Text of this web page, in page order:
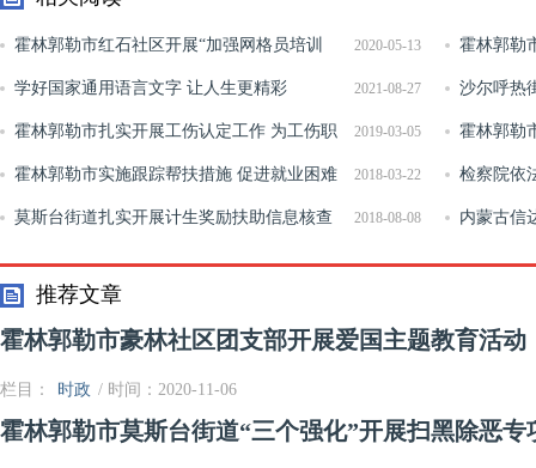
2020-05-13
霍林郭勒市红石社区开展“加强网格员培训
提高食品安全意识”活动
霍林郭勒
园”主题宣
2021-08-27
学好国家通用语言文字 让人生更精彩 沙尔呼热
2019-03-05
霍林郭勒市扎实开展工伤认定工作 为工伤职
工撑起救助保护伞
霍林郭勒
型
2018-03-22
霍林郭勒市实施跟踪帮扶措施 促进就业困难
人员充分就业
检察院依
2018-08-08
莫斯台街道扎实开展计生奖励扶助信息核查
工作
内蒙古信
展顺利
推荐文章
霍林郭勒市豪林社区团支部开展爱国主题教育活动
栏目： 时政 / 时间：2020-11-06
霍林郭勒市莫斯台街道“三个强化”开展扫黑除恶